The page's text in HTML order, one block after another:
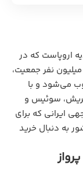
اروپاست که در
قلب این قاره قرار دارد. این کشور با بیش از 81 میلیون نفر جمعیت،
می‌شود و با
سوئیس و
ایرانی که برای
به دنبال خرید